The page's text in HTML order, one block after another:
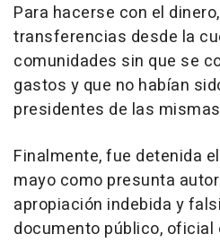
Para hacerse con el
transferencias desde la
comunidades sin que se
gastos y que no habían
presidentes de las
Finalmente, fue detenida
mayo como presunta
apropiación indebida y
documento público, oficial